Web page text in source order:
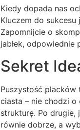
Kiedy dopada nas
Kluczem do
Zapomnijcie o
jabłek,
Sekret
Puszystość placków
ciasta – nie chodzi o
strukturę. Po drugie,
równie dobrze, a